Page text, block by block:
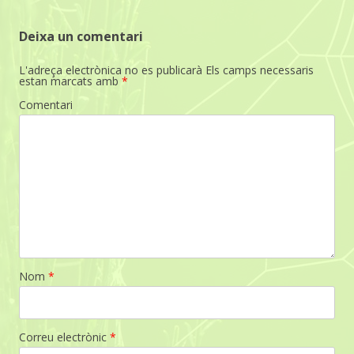
Deixa un comentari
L'adreça electrònica no es publicarà Els camps necessaris
estan marcats amb *
Comentari
Nom *
Correu electrònic *